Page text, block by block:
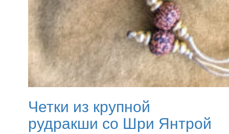
Четки из крупной
рудракши со Шри Янтрой